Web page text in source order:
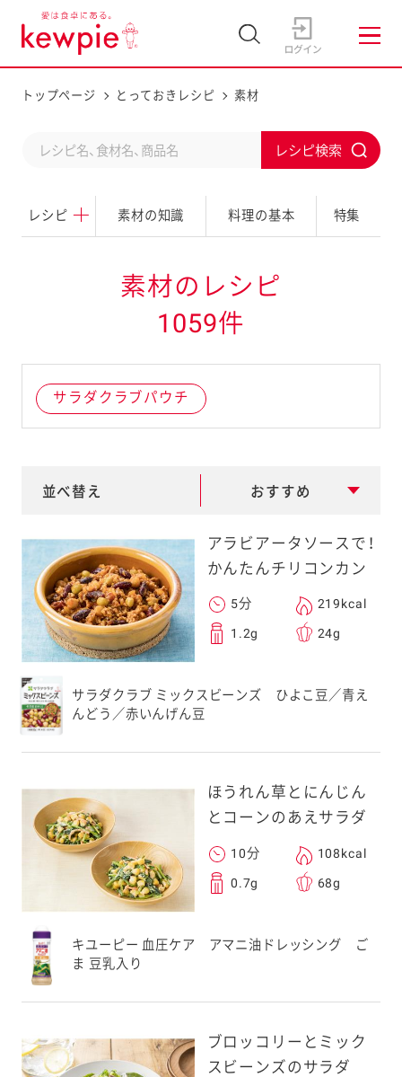
トップページ とっておきレシピ 素材
レシピ 素材の知識 料理の基本 特集
d
b
i
t
素材のレシピ
1059件
サラダクラブパウチ
並べ替え おすすめ
アラビアータソースで！
かんたんチリコンカン
5分 219kcal
1.2g 24g
サラダクラブ ミックスビーンズ ひよこ豆／青え
んどう／赤いんげん豆
ほうれん草とにんじん
とコーンのあえサラダ
10分 108kcal
0.7g 68g
キユーピー 血圧ケア アマニ油ドレッシング ご
ま 豆乳入り
ブロッコリーとミック
スビーンズのサラダ